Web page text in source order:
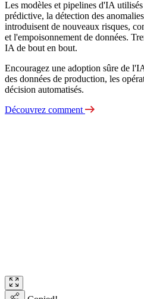
Les modèles et pipelines d'IA
prédictive, la détection des
introduisent de nouveaux risques,
et l'empoisonnement de données.
IA de bout en bout.
Encouragez une adoption sûre de
des données de production, les
décision automatisés.
Découvrez comment